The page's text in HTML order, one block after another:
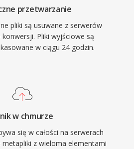
przetwarzanie
pliki są usuwane z serwerów
Pliki wyjściowe są
w ciągu 24 godzin.
w chmurze
się w całości na serwerach
metapliki z wieloma elementami